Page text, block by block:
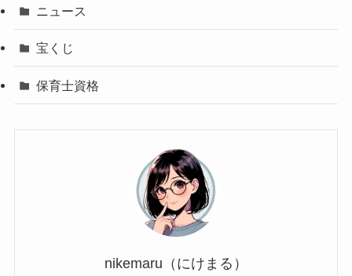
ニュース
宝くじ
保育士資格
nikemaru（にけまる）